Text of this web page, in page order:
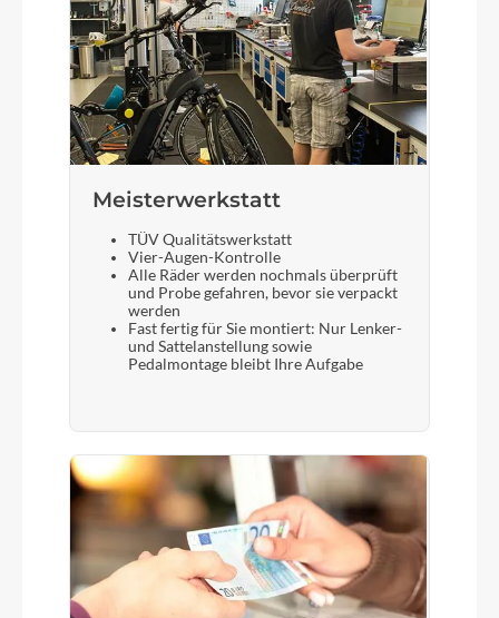
Meisterwerkstatt
TÜV Qualitätswerkstatt
Vier-Augen-Kontrolle
Alle Räder werden nochmals überprüft
und Probe gefahren, bevor sie verpackt
werden
Fast fertig für Sie montiert: Nur Lenker-
und Sattelanstellung sowie
Pedalmontage bleibt Ihre Aufgabe